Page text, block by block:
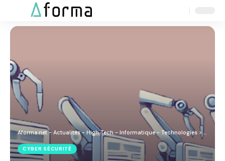
Aforma.net - Actualités - High Tech - Informatique - Technologies > Blog
CYBER SÉCURITÉ